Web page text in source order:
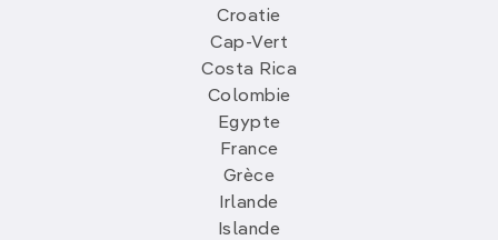
Croatie
Cap-Vert
Costa Rica
Colombie
Egypte
France
Grèce
Irlande
Islande